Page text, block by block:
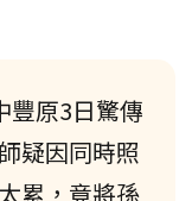
豐原3日驚傳
疑因同時照
累，竟將孫